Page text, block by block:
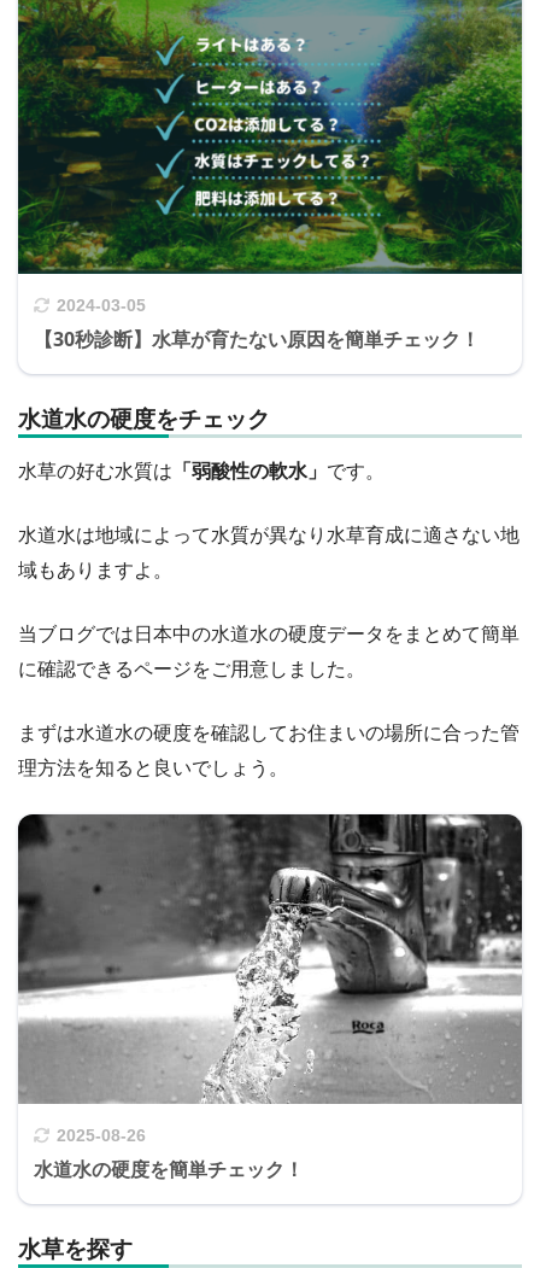
2024-03-05
【30秒診断】水草が育たない原因を簡単チェック！
水道水の硬度をチェック
水草の好む水質は 「弱酸性の軟水」 です。
水道水は地域によって水質が異なり水草育成に適さない地
域もありますよ。
当ブログでは日本中の水道水の硬度データをまとめて簡単
に確認できるページをご用意しました。
まずは水道水の硬度を確認してお住まいの場所に合った管
理方法を知ると良いでしょう。
2025-08-26
水道水の硬度を簡単チェック！
水草を探す